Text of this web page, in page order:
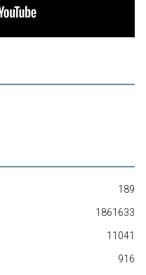
189
1861633
11041
916